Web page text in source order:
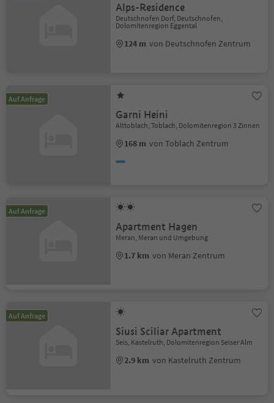
Alps-Residence
Deutschnofen Dorf, Deutschnofen,
Dolomitenregion Eggental
124 m von Deutschnofen Zentrum
Auf Anfrage
Garni Heini
Alttoblach, Toblach, Dolomitenregion 3 Zinnen
168 m von Toblach Zentrum
Auf Anfrage
Apartment Hagen
Meran, Meran und Umgebung
1.7 km von Meran Zentrum
Auf Anfrage
Siusi Sciliar Apartment
Seis, Kastelruth, Dolomitenregion Seiser Alm
2.9 km von Kastelruth Zentrum